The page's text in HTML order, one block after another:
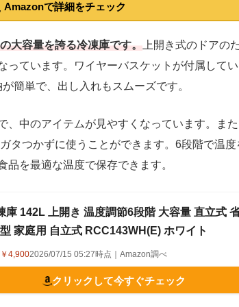
Amazonで詳細をチェック
大容量を誇る冷凍庫です。 上開き式のドアの
っています。ワイヤーバスケットが付属して
簡単で、出し入れもスムーズです。
中のアイテムが見やすくなっています。ま
タつかずに使うことができます。6段階で温度
品を最適な温度で保存できます。
庫 142L 上開き 温度調節6段階 大容量 直立式
家庭用 自立式 RCC143WH(E) ホワイト
￥4,9002026/07/15 05:27時点｜Amazon調べ
クリックして今すぐチェック